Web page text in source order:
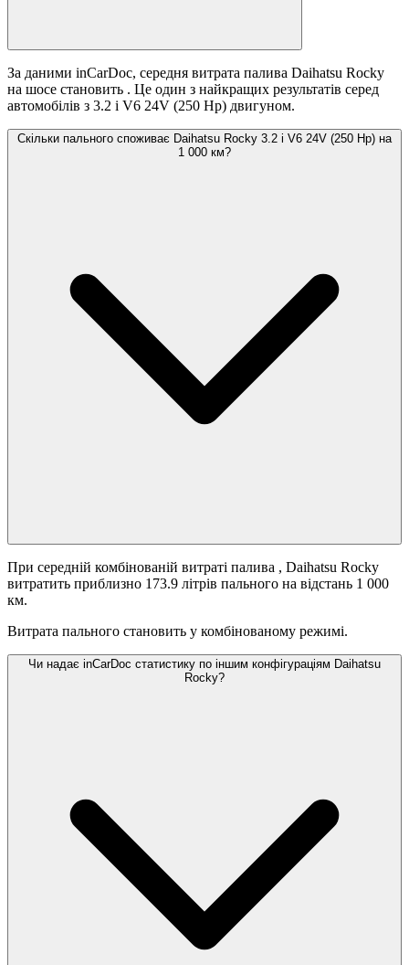
За даними inCarDoc, середня витрата палива Daihatsu Rocky
на шосе становить . Це один з найкращих результатів серед
автомобілів з 3.2 i V6 24V (250 Hp) двигуном.
Скільки пального споживає Daihatsu Rocky 3.2 i V6 24V (250 Hp) на
1 000 км?
При середній комбінованій витраті палива , Daihatsu Rocky
витратить приблизно 173.9 літрів пального на відстань 1 000
км.
Витрата пального становить у комбінованому режимі.
Чи надає inCarDoc статистику по іншим конфігураціям Daihatsu
Rocky?